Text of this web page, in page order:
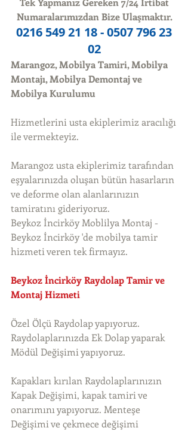
Numaralarımızdan Bize Ulaşmaktır.
0216 549 21 18 - 0507 796 23
02
Marangoz, Mobilya Tamiri, Mobilya
Montajı, Mobilya Demontaj ve
Mobilya Kurulumu
Hizmetlerini usta ekiplerimiz aracılığı
ile vermekteyiz.
Marangoz usta ekiplerimiz tarafından
eşyalarınızda oluşan bütün hasarların
ve deforme olan alanlarınızın
tamiratını gideriyoruz.
Beykoz İncirköy Moblilya Montaj -
Beykoz İncirköy 'de mobilya tamir
hizmeti veren tek firmayız.
Beykoz İncirköy Raydolap Tamir ve
Montaj Hizmeti
Özel Ölçü Raydolap yapıyoruz.
Raydolaplarınızda Ek Dolap yaparak
Mödül Değişimi yapıyoruz.
Kapakları kırılan Raydolaplarınızın
Kapak Değişimi, kapak tamiri ve
onarımını yapıyoruz. Menteşe
Değişimi ve çekmece değişimi